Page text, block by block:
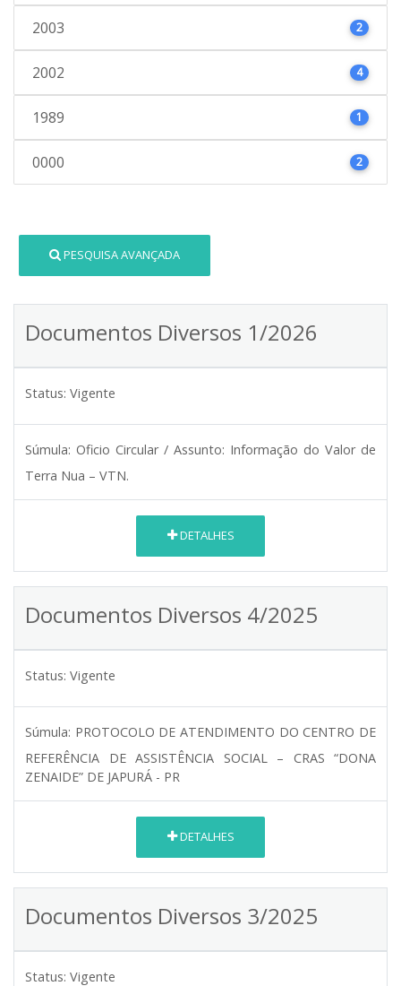
2003 2
2002 4
1989 1
0000 2
PESQUISA AVANÇADA
Documentos Diversos 1/2026
Status: Vigente
Súmula: Oficio Circular / Assunto: Informação do Valor de
Terra Nua – VTN.
DETALHES
Documentos Diversos 4/2025
Status: Vigente
Súmula: PROTOCOLO DE ATENDIMENTO DO CENTRO DE
REFERÊNCIA DE ASSISTÊNCIA SOCIAL – CRAS “DONA
ZENAIDE” DE JAPURÁ - PR
DETALHES
Documentos Diversos 3/2025
Status: Vigente